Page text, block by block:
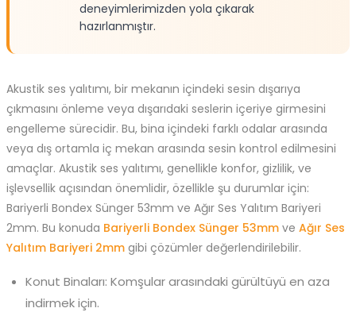
deneyimlerimizden yola çıkarak
hazırlanmıştır.
Akustik ses yalıtımı, bir mekanın içindeki sesin dışarıya
çıkmasını önleme veya dışarıdaki seslerin içeriye girmesini
engelleme sürecidir. Bu, bina içindeki farklı odalar arasında
veya dış ortamla iç mekan arasında sesin kontrol edilmesini
amaçlar. Akustik ses yalıtımı, genellikle konfor, gizlilik, ve
işlevsellik açısından önemlidir, özellikle şu durumlar için:
Bariyerli Bondex Sünger 53mm ve Ağır Ses Yalıtım Bariyeri
2mm. Bu konuda Bariyerli Bondex Sünger 53mm ve Ağır Ses
Yalıtım Bariyeri 2mm gibi çözümler değerlendirilebilir.
Konut Binaları: Komşular arasındaki gürültüyü en aza
indirmek için.